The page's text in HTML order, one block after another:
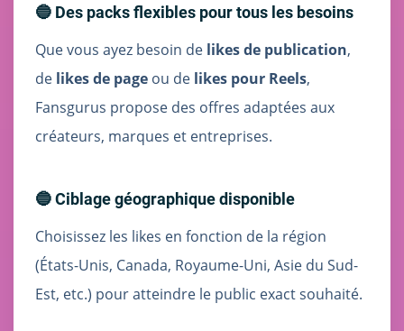
🔵 Des packs flexibles pour tous les besoins
Que vous ayez besoin de likes de publication,
de likes de page ou de likes pour Reels,
Fansgurus propose des offres adaptées aux
créateurs, marques et entreprises.
🔵 Ciblage géographique disponible
Choisissez les likes en fonction de la région
(États-Unis, Canada, Royaume-Uni, Asie du Sud-
Est, etc.) pour atteindre le public exact souhaité.